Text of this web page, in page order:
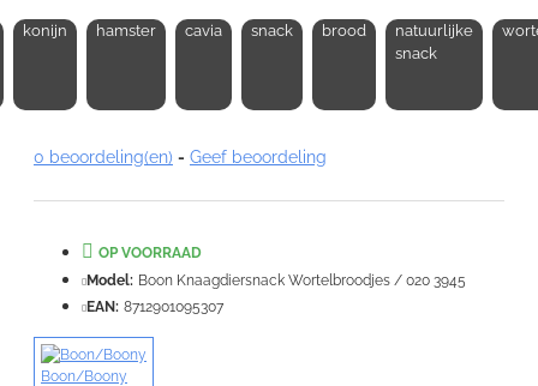
Opmerking:
Note:HTML-code wordt niet vertaald!
Slecht
konijn hamster cavia snack brood
natuurlijke
snack
0 beoordeling(en) - Geef beoordeling
OP VOORRAAD
Model: Boon Knaagdiersnack Wortelbroodjes / 020 3945
EAN: 8712901095307
Boon/Boony